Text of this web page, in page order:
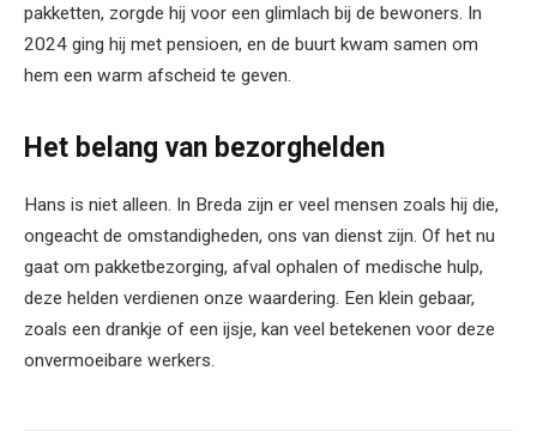
pakketten, zorgde hij voor een glimlach bij de bewoners. In
2024 ging hij met pensioen, en de buurt kwam samen om
hem een warm afscheid te geven.
Het belang van bezorghelden
Hans is niet alleen. In Breda zijn er veel mensen zoals hij die,
ongeacht de omstandigheden, ons van dienst zijn. Of het nu
gaat om pakketbezorging, afval ophalen of medische hulp,
deze helden verdienen onze waardering. Een klein gebaar,
zoals een drankje of een ijsje, kan veel betekenen voor deze
onvermoeibare werkers.